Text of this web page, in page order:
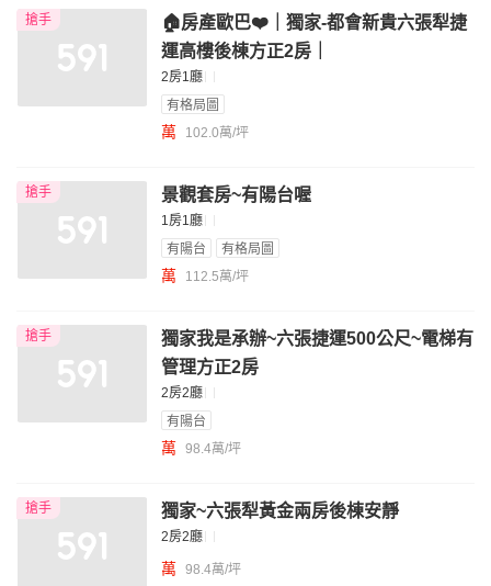
搶手
🏠房產歐巴❤️｜獨家-都會新貴六張犁捷
運高樓後棟方正2房｜
2房1廳
有格局圖
萬 102.0萬/坪
搶手 景觀套房~有陽台喔
1房1廳
有陽台
有格局圖
萬 112.5萬/坪
搶手
獨家我是承辦~六張捷運500公尺~電梯有
管理方正2房
2房2廳
有陽台
萬 98.4萬/坪
搶手 獨家~六張犁黃金兩房後棟安靜
2房2廳
萬 98.4萬/坪